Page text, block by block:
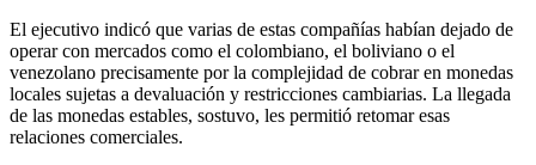
El ejecutivo indicó que varias de estas compañías habían dejado de
operar con mercados como el colombiano, el boliviano o el
venezolano precisamente por la complejidad de cobrar en monedas
locales sujetas a devaluación y restricciones cambiarias. La llegada
de las monedas estables, sostuvo, les permitió retomar esas
relaciones comerciales.